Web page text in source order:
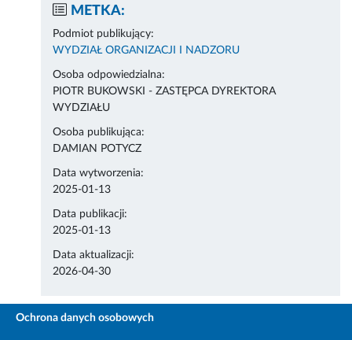
METKA:
Podmiot publikujący:
WYDZIAŁ ORGANIZACJI I NADZORU
Osoba odpowiedzialna:
PIOTR BUKOWSKI - ZASTĘPCA DYREKTORA
WYDZIAŁU
Osoba publikująca:
DAMIAN POTYCZ
Data wytworzenia:
2025-01-13
Data publikacji:
2025-01-13
Data aktualizacji:
2026-04-30
Ochrona danych osobowych